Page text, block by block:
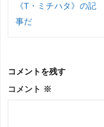
ョ
《T・ミチハタ》の記
事だ
コメントを残す
コメント ※